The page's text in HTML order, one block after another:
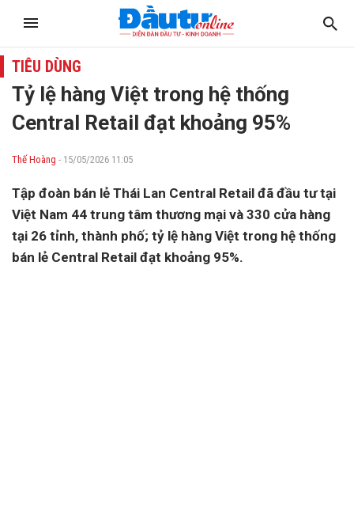
TIÊU DÙNG
Tỷ lệ hàng Việt trong hệ thống
Central Retail đạt khoảng 95%
Thế Hoàng - 15/05/2026 11:05
Tập đoàn bán lẻ Thái Lan Central Retail đã đầu tư tại
Việt Nam 44 trung tâm thương mại và 330 cửa hàng
tại 26 tỉnh, thành phố; tỷ lệ hàng Việt trong hệ thống
bán lẻ Central Retail đạt khoảng 95%.